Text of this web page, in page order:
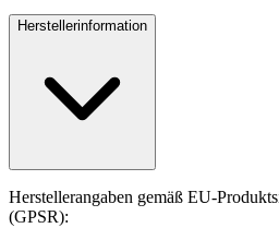
Herstellerinformation
Herstellerangaben gemäß EU-
(GPSR):